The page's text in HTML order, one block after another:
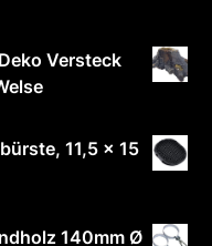
Versteck
11,5 x 15
140mm Ø